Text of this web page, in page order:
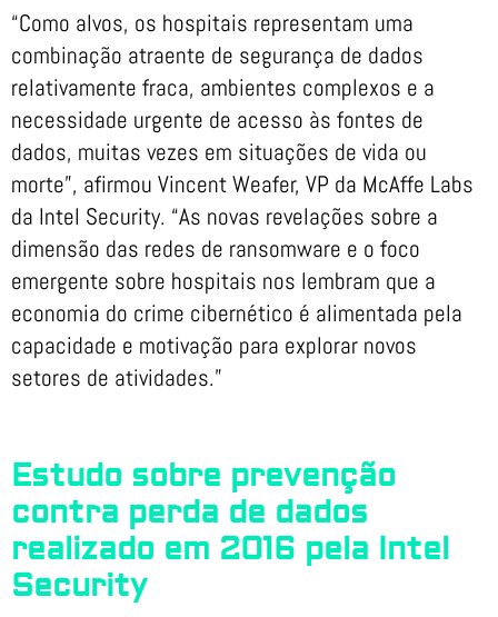
“Como alvos, os hospitais representam uma
combinação atraente de segurança de dados
relativamente fraca, ambientes complexos e a
necessidade urgente de acesso às fontes de
dados, muitas vezes em situações de vida ou
morte”, afirmou Vincent Weafer, VP da McAffe Labs
da Intel Security. “As novas revelações sobre a
dimensão das redes de ransomware e o foco
emergente sobre hospitais nos lembram que a
economia do crime cibernético é alimentada pela
capacidade e motivação para explorar novos
setores de atividades.”
Estudo sobre prevenção
contra perda de dados
realizado em 2016 pela Intel
Security